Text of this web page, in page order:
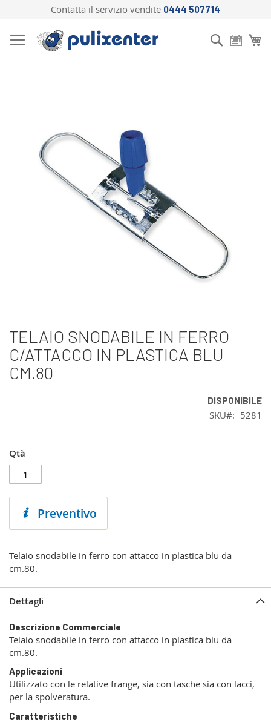
Contatta il servizio vendite 0444 507714
al
contenuto
Cerca
TELAIO SNODABILE IN FERRO
C/ATTACCO IN PLASTICA BLU
CM.80
DISPONIBILE
SKU 5281
Qtà
Preventivo
Telaio snodabile in ferro con attacco in plastica blu da
cm.80.
immagini
Vai
all'inizio
della
galleria
di
Dettagli
Descrizione Commerciale
Telaio snodabile in ferro con attacco in plastica blu da
cm.80.
Applicazioni
Utilizzato con le relative frange, sia con tasche sia con lacci,
per la spolveratura.
Caratteristiche